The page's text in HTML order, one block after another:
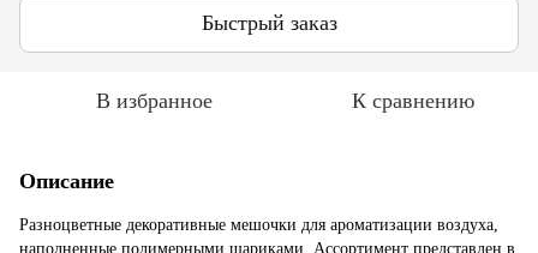
Быстрый заказ
В избранное К сравнению
Описание
Разноцветные декоративные мешочки для ароматизации воздуха,
наполненные полимерными шариками. Ассортимент представлен в